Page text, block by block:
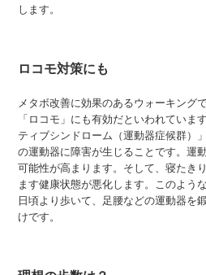
します。
ロコモ対策にも
メタボ改善に効果のあるウォーキング
「ロコモ」にも有効だといわれていま
ティブシンドローム（運動器症候群）
の運動器に障害が生じることです。運
可能性が高まります。そして、寝たき
ます健康状態が悪化します。このよう
日頃より歩いて、足腰などの運動器を
けです。